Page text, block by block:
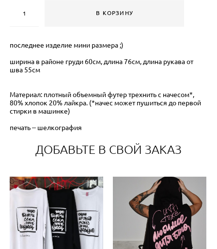
В КОРЗИНУ
последнее изделие мини размера ;)
ширина в районе груди 60см, длина 76см, длина рукава от
шва 55см
​Материал: плотный объемный футер трехнить с начесом*,
80% хлопок 20% лайкра. (*начес может пушиться до первой
стирки в машинке)
печать -- шелкография
ДОБАВЬТЕ В СВОЙ ЗАКАЗ